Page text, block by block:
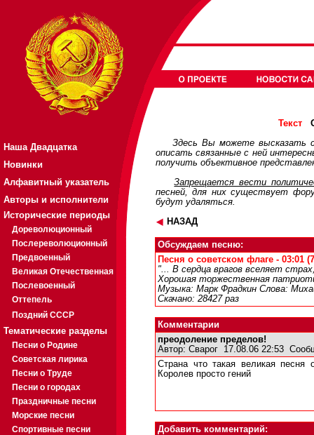
Наша Двадцатка
Новинки
Алфавитный указатель
Авторы и исполнители
Исторические периоды
Дореволюционный
Послереволюционный
Предвоенный
Великая Отечественная
Послевоенный
Оттепель
Поздний СССР
Тематические разделы
Песни о Родине
Советская лирика
Песни о Труде
Песни о городах
Праздничные песни
Морские песни
Спортивные песни
Текст
Здесь Вы можете высказать
описать связанные с ней
получить объективное
Запрещается вести
песней, для них существует
будут удаляться.
НАЗАД
Обсуждаем песню:
Песня о советском флаге - 03:01
"... В сердца врагов вселяет
Хорошая торжественная
Музыка: Марк Фрадкин Слова:
Скачано: 28427 раз
Комментарии
преодоление пределов!
Автор: Сварог 17.08.06 22:53
Страна что такая великая песня
Королев просто гений
Добавить комментарий: